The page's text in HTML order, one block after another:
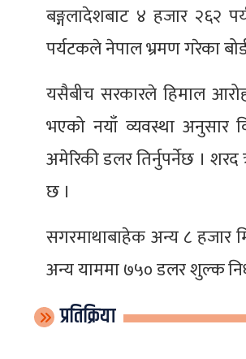
बङ्गलादेशबाट ४ हजार
पर्यटकले नेपाल भ्रमण गरेका
यसैबीच सरकारले हिमाल
भएको नयाँ व्यवस्था अनुसार
अमेरिकी डलर तिर्नुपर्नेछ ।
छ ।
सगरमाथाबाहेक अन्य ८ हजार
अन्य याममा ७५० डलर शुल्क
प्रतिक्रिया